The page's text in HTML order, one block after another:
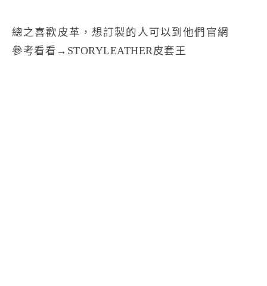
總之喜歡皮革，想訂製的人可以到他們官網
參考看看→ STORYLEATHER皮套王